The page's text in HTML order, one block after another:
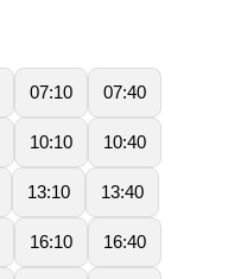
07:10 07:40
10:10 10:40
13:10 13:40
16:10 16:40